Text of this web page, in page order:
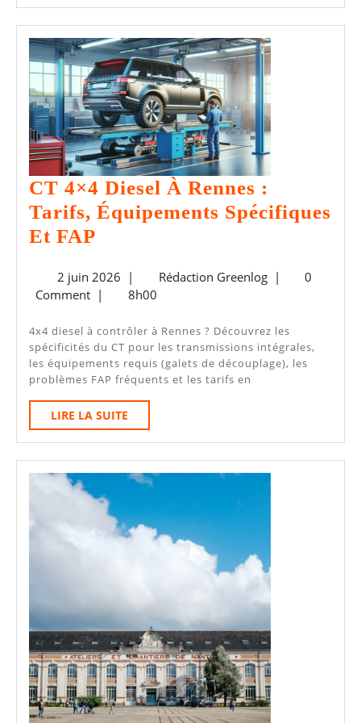
Risquez
Vraiment
CT 4×4 Diesel À Rennes :
Tarifs, Équipements Spécifiques
Et FAP
Diesel
À
Rennes
:
Tarifs,
Équipements
Spécifiques
FAP
2 juin 20262
juin
| Rédaction GreenlogRédaction
|
0
Comment | 8h00
4x4 diesel à contrôler à Rennes ? Découvrez les
spécificités du CT pour les transmissions intégrales,
les équipements requis (galets de découplage), les
problèmes FAP fréquents et les tarifs en
LIRE LA SUITE
LA